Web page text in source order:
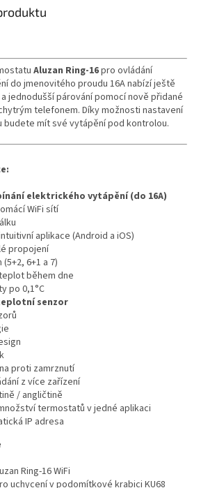
Aluzan Ring-16pro ovládání
do jmenovitého proudu 16A nabízí ještě
jednodušší párování pomocí nově přidané
telefonem. Díky možnosti nastavení
budete mít své vytápění pod kontrolou.
elektrického vytápění (do 16A)
WiFi sítí
aplikace (Android a iOS)
propojení
6+1 a 7)
během dne
po 0,1°C
senzor
proti zamrznutí
z více zařízení
/ angličtině
termostatů v jedné aplikaci
IP adresa
Ring-16 WiFi
uchycení v podomítkové krabici KU68